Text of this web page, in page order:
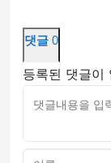
댓글 0
등록된 댓글이